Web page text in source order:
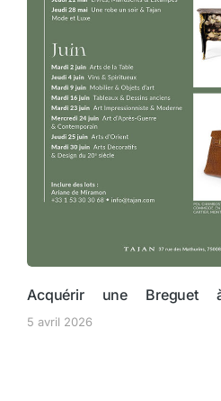
Acquérir une Breguet
5 avril 2026